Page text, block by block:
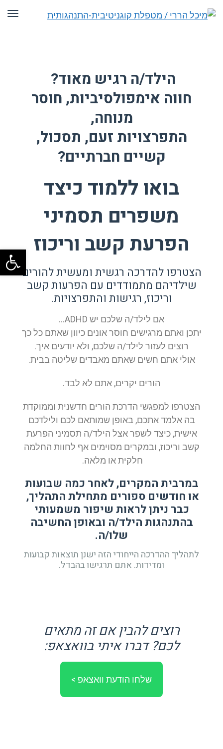
הילד/ה רגיש מאוד?
חווה אימפולסיביות, חוסר
מנוחה,
התפרצויות זעם, תסכול,
קשיים חברתיים?
בואו ללמוד כיצד
משפרים תסמיני
הפרעת קשב וריכוז
הצטרפו להדרכה רגשית ומעשית להורים
שילדיהם מתמודדים עם הפרעות קשב
וריכוז, רגישות והתפרצויות.
אם לילד/ה שלכם יש ADHD…
יתכן ואתם מרגישים חוסר אונים כיוון שאתם כל כך
רוצים לעזור לילד/ה שלכם, ולא יודעים איך.
אולי אתם חשים שאתם מאבדים שליטה בבית.
הורים יקרים, אתם לא לבד.
הצטרפו למפגשי הדרכת הורים חדשנית וממוקדת
בה אלמד אתכם, באופן שמותאם לכם ולילדכם
אישית, כיצד לשפר אצל הילד/ה תסמיני הפרעת
קשב וריכוז, ובמקרים מסוימים אף לחוות החלמה
חלקית או מלאה.
במרבית המקרים, לאחר כמה שבועות
או חודשים ספורים מתחילת התהליך,
כבר ניתן לראות שיפור משמעותי
בהתנהגות הילד/ה ובאופן החשיבה
שלו/ה.
לתהליך ההדרכה הייחודי הזה ישנן תוצאות קבועות
ומדידות. אתם תרגישו בהבדל.
רוצים להבין אם זה מתאים
לכם? דברו איתי בוואצאפ:
שלחו הודעת וואצאפ >